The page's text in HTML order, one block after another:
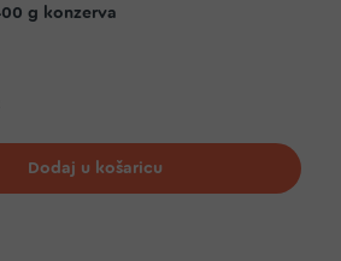
g konzerva
listu želja
Dodaj u košaricu